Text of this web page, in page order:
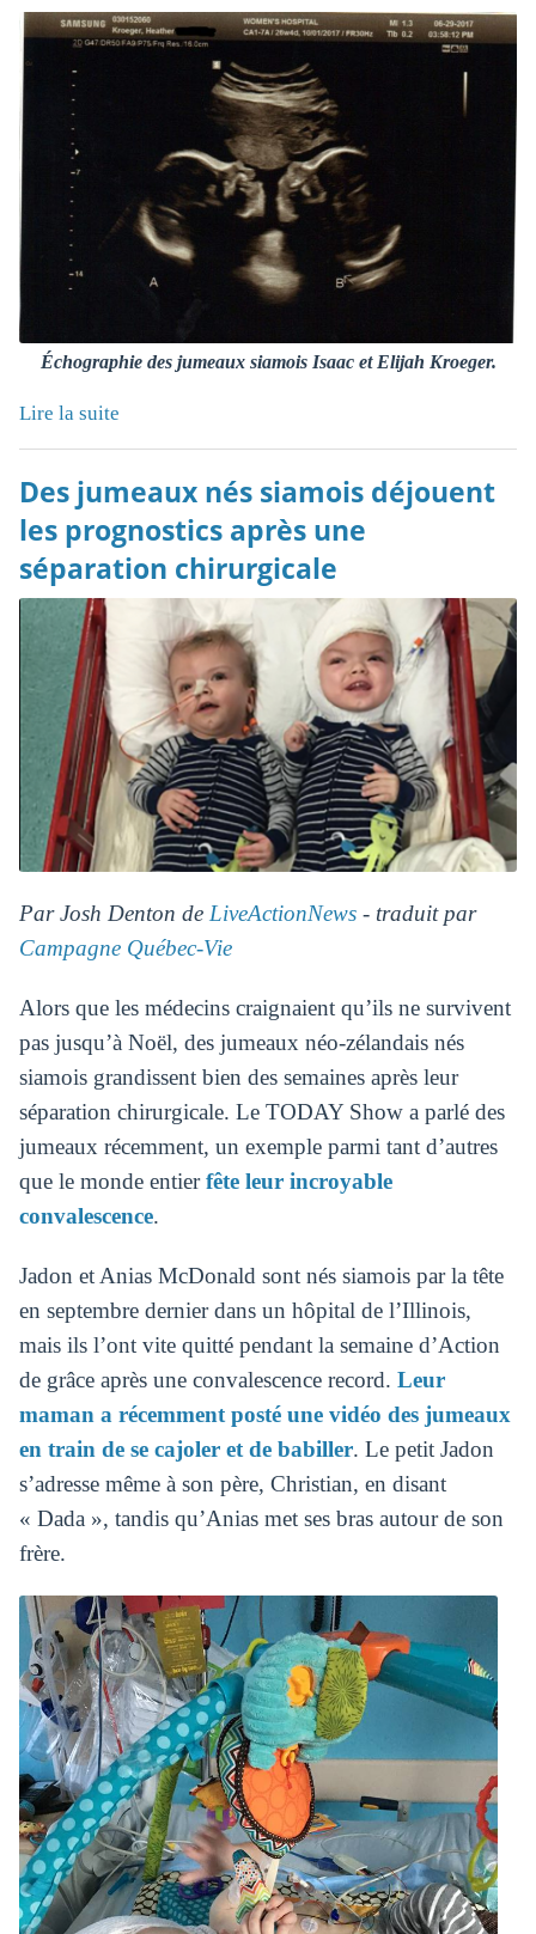
Échographie des jumeaux siamois Isaac et Elijah Kroeger.
Lire la suite
Des jumeaux nés siamois déjouent
les prognostics après une
séparation chirurgicale
Par Josh Denton de LiveActionNews- traduit par
Campagne Québec-Vie
Alors que les médecins craignaient qu’ils ne survivent
pas jusqu’à Noël, des jumeaux néo-zélandais nés
siamois grandissent bien des semaines après leur
séparation chirurgicale. Le TODAY Show a parlé des
jumeaux récemment, un exemple parmi tant d’autres
que le monde entierfête leur incroyable
convalescence.
Jadon et Anias McDonald sont nés siamois par la tête
en septembre dernier dans un hôpital de l’Illinois,
mais ils l’ont vite quitté pendant la semaine d’Action
de grâce après une convalescence record. Leur
maman a récemment posté une vidéo des jumeaux
en train de se cajoler et de babiller. Le petit Jadon
s’adresse même à son père, Christian, en disant
« Dada », tandis qu’Anias met ses bras autour de son
frère.